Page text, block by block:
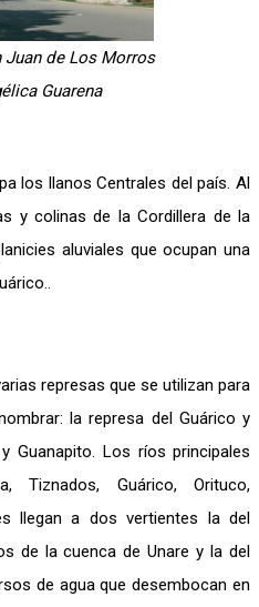
Juan de Los Morros
Guarena
los llanos Centrales del país. Al
y colinas de la Cordillera de la
aluviales que ocupan una
represas que se utilizan para
la represa del Guárico y
Guanapito. Los ríos principales
Tiznados, Guárico, Orituco,
llegan a dos vertientes la del
de la cuenca de Unare y la del
de agua que desembocan en